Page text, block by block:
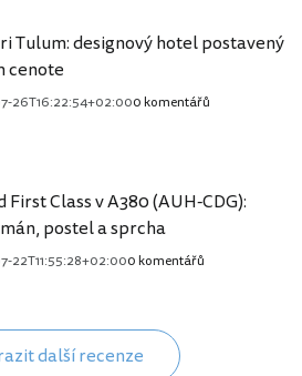
Tulum: designový hotel postavený
cenote
26T16:22:54+02:000 komentářů
First Class v A380 (AUH-CDG):
postel a sprcha
22T11:55:28+02:000 komentářů
další recenze